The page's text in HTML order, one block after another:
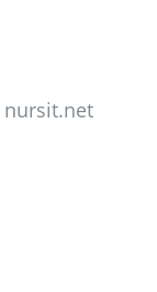
nursit.net